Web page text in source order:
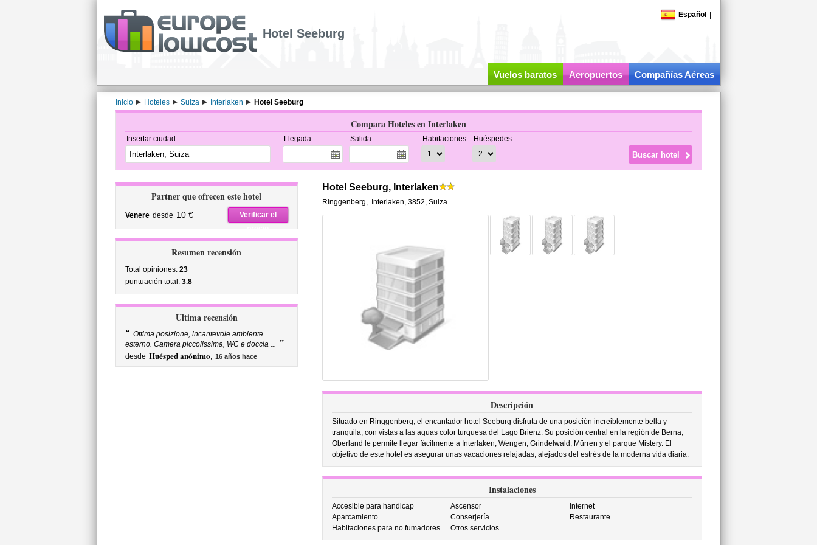
Español
Hotel Seeburg
Vuelos baratos Aeropuertos Compañías Aéreas
Inicio Hoteles Suiza Interlaken Hotel Seeburg
Compara Hoteles en Interlaken
Insertar ciudad Llegada Salida Habitaciones Huéspedes
Partner que ofrecen este hotel
Venere desde 10 €
Verificar el
precio
Resumen recensión
Total opiniones: 23
puntuación total: 3.8
Ultima recensión
“ Ottima posizione, incantevole ambiente
esterno. Camera piccolissima, WC e doccia ... ”
desde Huésped anónimo, 16 años hace
Hotel Seeburg, Interlaken
Ringgenberg, Interlaken, 3852, Suiza
Descripción
Situado en Ringgenberg, el encantador hotel Seeburg disfruta de una posición increiblemente bella y
tranquila, con vistas a las aguas color turquesa del Lago Brienz. Su posición central en la región de Berna,
Oberland le permite llegar fácilmente a Interlaken, Wengen, Grindelwald, Mürren y el parque Mistery. El
objetivo de este hotel es asegurar unas vacaciones relajadas, alejados del estrés de la moderna vida diaria.
Instalaciones
Accesible para handicap Ascensor
Internet
Aparcamiento
Conserjería
Restaurante
Habitaciones para no fumadores
Otros servicios